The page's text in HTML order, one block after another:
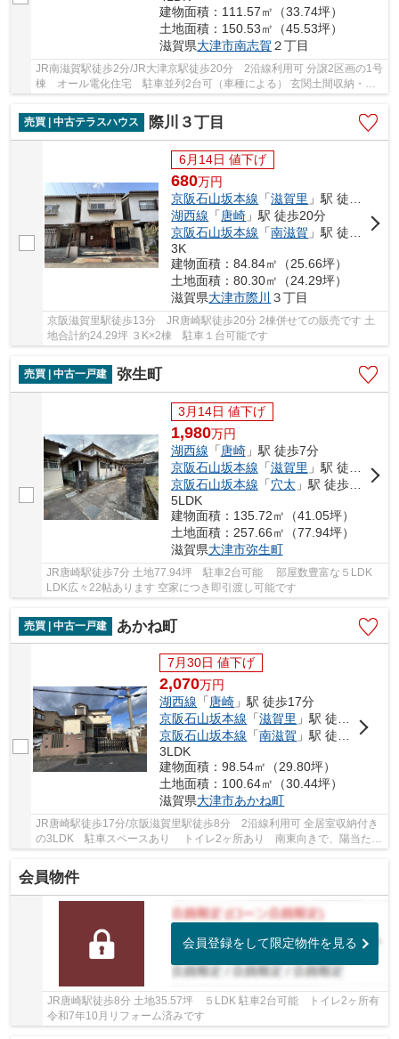
建物面積：111.57㎡（33.74坪）
土地面積：150.53㎡（45.53坪）
滋賀県大津市南志賀 ２丁目
JR南滋賀駅徒歩2分/JR大津京駅徒歩20分 2沿線利用可 分譲2区画の1号
棟 オール電化住宅 駐車並列2台可（車種による） 玄関土間収納・全
売買 | 中古テラスハウス
際川３丁目
6月14日 値下げ
680万円
京阪石山坂本線 「滋賀里 」駅 徒歩13分
湖西線 「 唐崎 」駅 徒歩20分
京阪石山坂本線 「南滋賀 」駅 徒歩17分
3K
建物面積：84.84㎡（25.66坪）
土地面積：80.30㎡（24.29坪）
滋賀県大津市際川 ３丁目
京阪滋賀里駅徒歩13分 JR唐崎駅徒歩20分 2棟併せての販売です 土
地合計約24.29坪 ３K×2棟 駐車１台可能です
売買 | 中古一戸建 弥生町
3月14日 値下げ
1,980万円
湖西線 「唐崎」駅 徒歩7分
京阪石山坂本線 「滋賀里 」駅 徒歩15分
京阪石山坂本線 「穴太 」駅 徒歩14分
5LDK
建物面積：135.72㎡（41.05坪）
土地面積：257.66㎡（77.94坪）
滋賀県大津市弥生町
JR唐崎駅徒歩7分 土地77.94坪 駐車2台可能 部屋数豊富な５LDK
LDK広々22帖あります 空家につき即引渡し可能です
売買 | 中古一戸建 あかね町
7月30日 値下げ
2,070万円
湖西線 「唐崎 」駅 徒歩17分
京阪石山坂本線 「滋賀里 」駅 徒歩8分
京阪石山坂本線 「南滋賀 」駅 徒歩11分
3LDK
建物面積：98.54㎡（29.80坪）
土地面積：100.64㎡（30.44坪）
滋賀県大津市あかね町
JR唐崎駅徒歩17分/京阪滋賀里駅徒歩8分 2沿線利用可 全居室収納付き
の3LDK 駐車スペースあり トイレ2ヶ所あり 南東向きで、陽当た
会員物件
会員登録をして限定物件を見る
JR唐崎駅徒歩8分 土地35.57坪 ５LDK 駐車2台可能 トイレ2ヶ所有
令和7年10月リフォーム済みです